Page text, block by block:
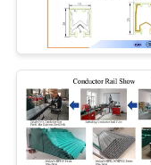
НАША
ФАБРИКА